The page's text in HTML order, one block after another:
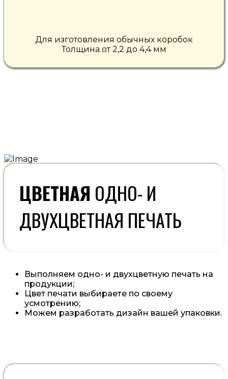
Для изготовления обычных коробок
Толщина от 2,2 до 4,4 мм
ЦВЕТНАЯ ОДНО- И
ДВУХЦВЕТНАЯ ПЕЧАТЬ
Выполняем одно- и двухцветную печать на
продукции;
Цвет печати выбираете по своему
усмотрению;
Можем разработать дизайн вашей упаковки.